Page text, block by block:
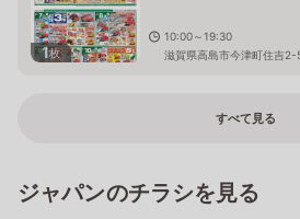
1枚
10:00～19:30
滋賀県高島市今津町住吉
すべて見る
ジャパンのチラシを見る